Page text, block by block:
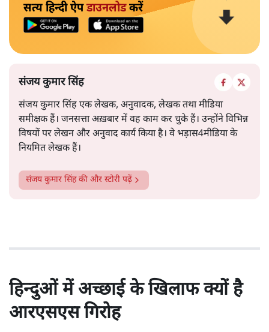
सत्य हिन्दी ऐपडाउनलोडकरें
संजय कुमार सिंह
संजय कुमार सिंह एक लेखक, अनुवादक, लेखक तथा मीडिया
समीक्षक हैं। जनसत्ता अख़बार में वह काम कर चुके हैं। उन्होंने विभिन्न
विषयों पर लेखन और अनुवाद कार्य किया है। वे भड़ास4मीडिया के
नियमित लेखक हैं।
संजय कुमार सिंहकी और स्टोरी पढ़ें
हिन्दुओं में अच्छाई के खिलाफ क्यों है
आरएसएस गिरोह